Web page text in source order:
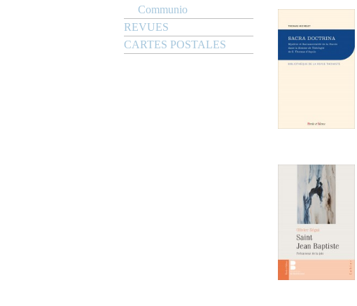
Communio
REVUES
CARTES POSTALES